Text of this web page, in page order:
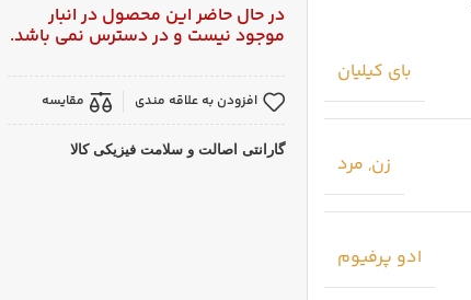
بای کیلیان
زن, مرد
ادو پرفیوم
در حال حاضر این محصول در انبار
موجود نیست و در دسترس نمی باشد.
افزودن به علاقه مندی مقایسه
گارانتی اصالت و سلامت فیزیکی کالا